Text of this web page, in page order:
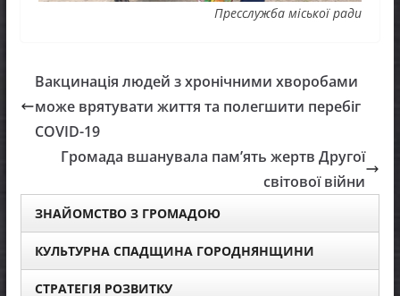
Пресслужба міської ради
Вакцинація людей з хронічними хворобами
може врятувати життя та полегшити перебіг
COVID-19
Громада вшанувала пам’ять жертв Другої
світової війни
ЗНАЙОМСТВО З ГРОМАДОЮ
КУЛЬТУРНА СПАДЩИНА ГОРОДНЯНЩИНИ
СТРАТЕГІЯ РОЗВИТКУ